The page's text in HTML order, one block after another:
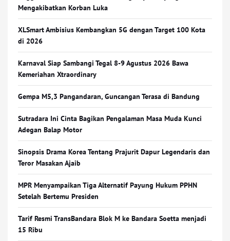
Mengakibatkan Korban Luka
XLSmart Ambisius Kembangkan 5G dengan Target 100 Kota
di 2026
Karnaval Siap Sambangi Tegal 8-9 Agustus 2026 Bawa
Kemeriahan Xtraordinary
Gempa M5,3 Pangandaran, Guncangan Terasa di Bandung
Sutradara Ini Cinta Bagikan Pengalaman Masa Muda Kunci
Adegan Balap Motor
Sinopsis Drama Korea Tentang Prajurit Dapur Legendaris dan
Teror Masakan Ajaib
MPR Menyampaikan Tiga Alternatif Payung Hukum PPHN
Setelah Bertemu Presiden
Tarif Resmi TransBandara Blok M ke Bandara Soetta menjadi
15 Ribu